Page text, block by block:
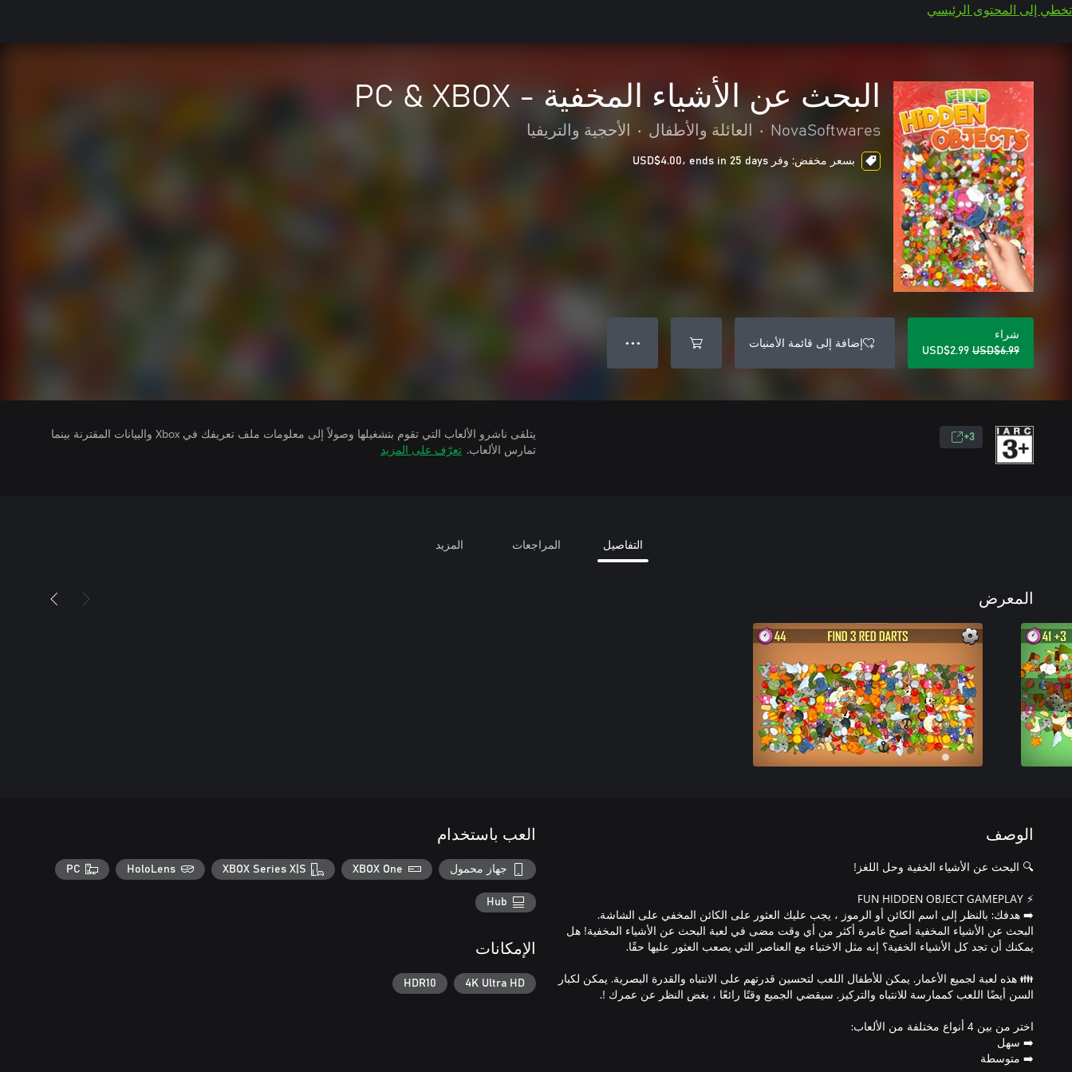
تخطي إلى المحتوى الرئيسي
البحث عن الأشياء المخفية - PC & XBOX
NovaSoftwares
• العائلة والأطفال • الأحجية والتريفيا
بسعر مخفض: وفر USD$4.00، ends in 25 days
شراء
USD$6.99
USD$2.99
إضافة إلى قائمة الأمنيات ● ● ●
3+
يتلقى ناشرو الألعاب التي تقوم بتشغيلها وصولاً إلى معلومات ملف تعريفك في Xbox والبيانات المقترنة بينما
تمارس الألعاب. تعرّف على المزيد
التفاصيل المراجعات المزيد
المعرض
الوصف
البحث عن الأشياء المخفية أصبح غامرة أكثر من أي وقت مضى في لعبة البحث عن الأشياء المخفية! هل
👪 هذه لعبة لجميع الأعمار. يمكن للأطفال اللعب لتحسين قدرتهم على الانتباه والقدرة البصرية. يمكن لكبار
العب باستخدام
جهاز محمول XBOX One
XBOX Series X|S
HoloLens
PC
Hub
الإمكانات
4K Ultra HD
HDR10